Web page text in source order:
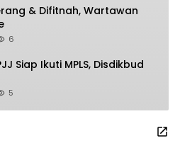
& Difitnah, Wartawan
6
Ikuti MPLS, Disdikbud
5